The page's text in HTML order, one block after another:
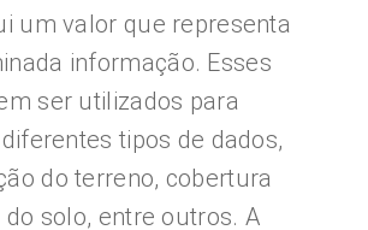
um valor que representa
informação. Esses
ser utilizados para
tipos de dados,
do terreno, cobertura
solo, entre outros. A